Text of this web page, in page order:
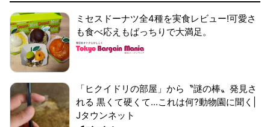
ミセスドーナツ全4種を実食レビュー!可愛さ
も食べ応えもばっちりで大満足。
「ヒクイドリの部屋」から〝謎の棒〟発見さ
れる 黒くて硬くて...これは何?動物園に聞く|
Jタウンネット